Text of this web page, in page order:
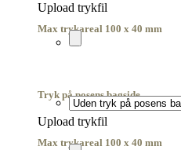
Upload trykfil
Max trykareal 100 x 40 mm
Tryk på posens bagside
Upload trykfil
Max trykareal 100 x 40 mm